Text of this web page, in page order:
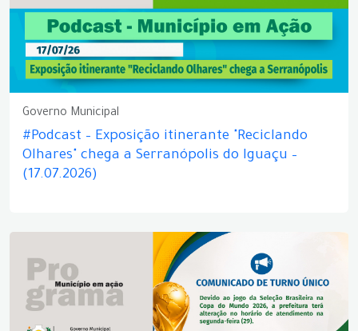
Governo Municipal
#Podcast – Exposição itinerante "Reciclando
Olhares" chega a Serranópolis do Iguaçu –
(17.07.2026)